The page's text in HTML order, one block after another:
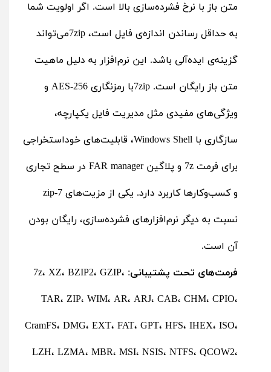
متن ‌باز با نرخ فشرده‌سازی بالا است. اگر اولویت شما
به حداقل رساندن اندازه‌ی فایل است، 7zipمی‌تواند
گزینه‌ی ایده‌آلی باشد. این نرم‌افزار به دلیل ماهیت
متن باز رایگان است. 7zipبا رمزنگاری AES-256 و
ویژگی‌های مفیدی مثل مدیریت فایل یکپارچه،
سازگاری با Windows Shell، قابلیت‌های خوداستخراجی
برای فرمت 7z و پلاگین FAR manager در سطح تجاری
و کسب‌وکارها کاربرد دارد. یکی از مزیت‌های 7-zip
نسبت به دیگر نرم‌افزارهای فشرده‌سازی، رایگان بودن
آن است.
فرمت‌های تحت پشتیبانی : 7z، XZ، BZIP2، GZIP،
TAR، ZIP، WIM، AR، ARJ، CAB، CHM، CPIO،
CramFS، DMG، EXT، FAT، GPT، HFS، IHEX، ISO،
LZH، LZMA، MBR، MSI، NSIS، NTFS، QCOW2،